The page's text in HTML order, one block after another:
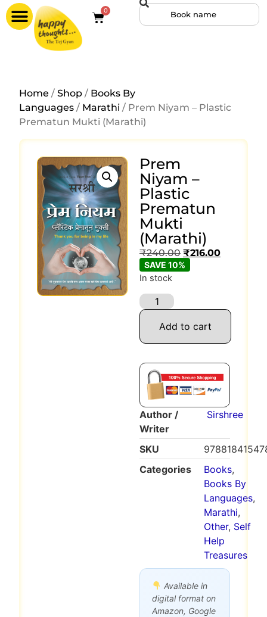
0
Home /Shop / Books By
Languages / Marathi / Prem Niyam – Plastic
Prematun Mukti (Marathi)
Prem
Niyam –
Plastic
Prematun
Mukti
(Marathi)
₹240.00 ₹216.00
SAVE 10%
In stock
Add to cart
Author /
Writer
Sirshree
SKU
Categories
Books,
Books By
Languages,
Marathi,
Other, Self
Help
Treasures
Available in
digital format on
Amazon, Google